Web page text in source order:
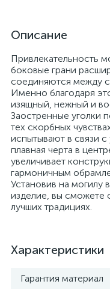
Описание
Привлекательность
боковые грани
соединяются между
Именно благодаря
изящный, нежный и
Заостренные уголки
тех скорбных
испытывают в связи
плавная черта в
увеличивает
гармоничным
Установив на могилу
изделие, вы сможете
лучших традициях.
Характеристики
Гарантия материал